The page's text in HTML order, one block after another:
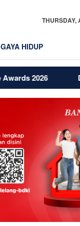
THURSDAY,
GAYA HIDUP
Dekat Jakarta